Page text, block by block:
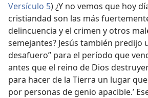
Versículo 5) ¿Y no vemos que hoy
cristiandad son las más
delincuencia y el crimen y otros
semejantes? Jesús también predijo
desafuero” para el período que
antes que el reino de Dios
para hacer de la Tierra un lugar
por personas de genio apacible.’